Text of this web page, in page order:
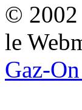
© 2002
le
Gaz-